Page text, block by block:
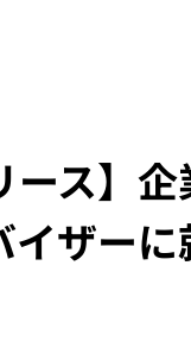
ース】
イザーに